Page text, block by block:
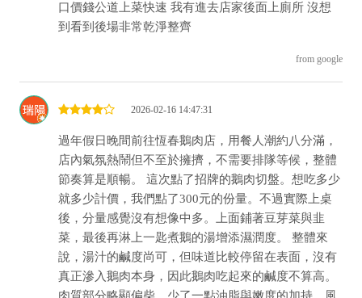
口價錢公道上菜快速 我有進去店家後面上廁所 沒想
到看到後場非常乾淨整齊
from google
2026-02-16 14:47:31
過年假日晚間前往恆春鵝肉店，用餐人潮約八分滿，
店內氣氛熱鬧但不至於擁擠，不需要排隊等候，整體
節奏算是順暢。 這次點了招牌的鵝肉切盤。想吃多少
就多少計價，我們點了300元的份量。不過實際上桌
後，分量感覺沒有想像中多。上面鋪著豆芽菜與韭
菜，最後再淋上一匙煮鵝的湯增添濕潤度。 整體來
說，湯汁的鹹度尚可，但味道比較停留在表面，沒有
真正滲入鵝肉本身，因此鵝肉吃起來的鹹度不算高。